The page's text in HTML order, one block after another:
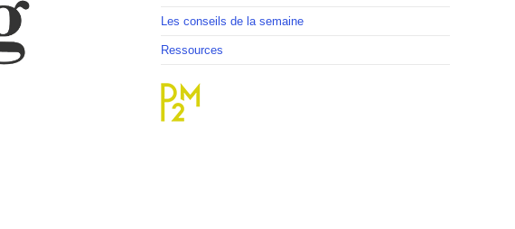
Les conseils de la semaine
Ressources